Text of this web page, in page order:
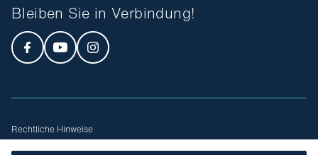
Bleiben Sie in Verbindung!
Rechtliche Hinweise